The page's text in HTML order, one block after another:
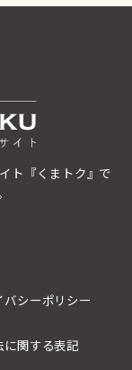
ト『くまトク』で
バシーポリシー
に関する表記